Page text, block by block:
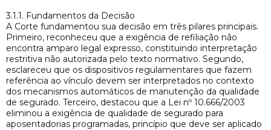
3.1.1. Fundamentos da Decisão
A Corte fundamentou sua decisão em três pilares principais.
Primeiro, reconheceu que a exigência de refiliação não
encontra amparo legal expresso, constituindo interpretação
restritiva não autorizada pelo texto normativo. Segundo,
esclareceu que os dispositivos regulamentares que fazem
referência ao vínculo devem ser interpretados no contexto
dos mecanismos automáticos de manutenção da qualidade
de segurado. Terceiro, destacou que a Lei nº 10.666/2003
eliminou a exigência de qualidade de segurado para
aposentadorias programadas, princípio que deve ser aplicado